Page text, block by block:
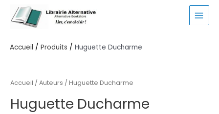
contenu
Accueil Produits Huguette Ducharme
Accueil / Auteurs / Huguette Ducharme
Huguette Ducharme